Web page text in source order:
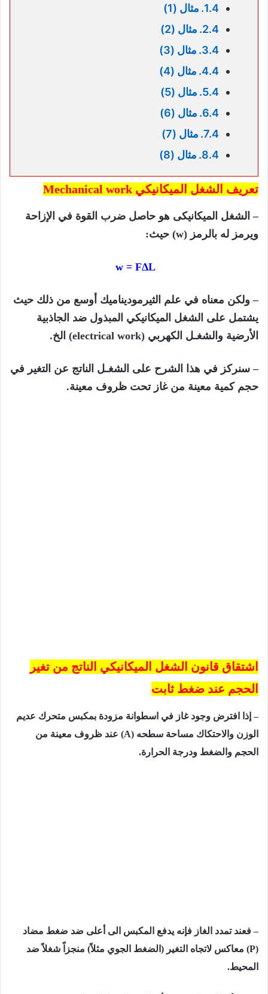
مثال (1)
مثال (2)
مثال (3)
مثال (4)
مثال (5)
مثال (6)
مثال (7)
مثال (8)
تعريف الشغل الميكانيكي Mechanical work
– الشغل الميكانيكى هو حاصل ضرب القوة في الإزاحة
ويرمز له بالرمز (w) حيث:
w = FΔL
– ولكن معناه في علم الثیرمودینامیك أوسع من ذلك حیث
یشتمل على الشغل المیكانیكي المبذول ضد الجاذبیة
الأرضیة والشغـل الكھربي (electrical work) الخ.
– سنركز في ھذا الشرح على الشغـل الناتج عن التغیر في
حجم كمیة معینة من غاز تحت ظروف معینة.
اشتقاق قانون الشغل الميكانيكي الناتج من تغير
الحجم عند ضغط ثابت
–إذا افترض وجود غاز في اسطوانة مزودة بمكبس متحرك عدیم
الوزن والاحتكاك مساحة سطحه (A) عند ظروف معینة من
الحجم والضغط ودرجة الحرارة.
–فعند تمدد الغاز فإنه یدفع المكبس الى أعلى ضد ضغط مضاد
(P) معاكس لاتجاه التغير (الضغط الجوي مثلاً) منجزاً شغلاً ضد
المحیط.